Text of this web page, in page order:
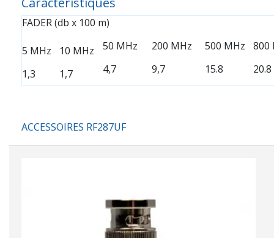
FADER(db x 100 m)
5 MHz 10 MHz 50 MHz 200 MHz 500 MHz 800
1,3 1,7 4,7 9,7 15.8 20.8
ACCESSOIRES RF287UF